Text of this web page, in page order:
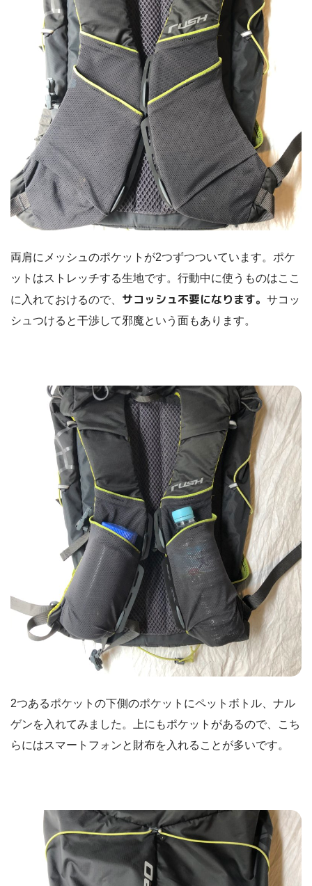
両肩にメッシュのポケットが2つずつついています。ポケ
ットはストレッチする生地です。行動中に使うものはここ
に入れておけるので、 サコッシュ不要になります。 サコッ
シュつけると干渉して邪魔という面もあります。
2つあるポケットの下側のポケットにペットボトル、ナル
ゲンを入れてみました。上にもポケットがあるので、こち
らにはスマートフォンと財布を入れることが多いです。